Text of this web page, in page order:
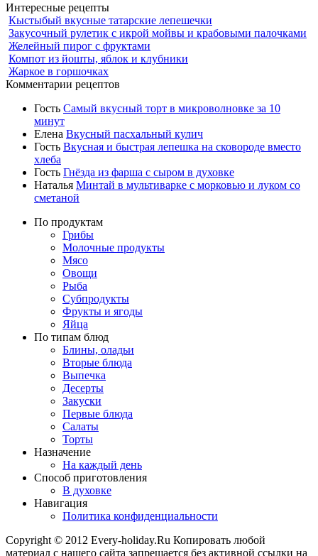
Интересные рецепты
Кыстыбый вкусные татарские лепешечки
Закусочный рулетик с икрой мойвы и крабовыми палочками
Желейный пирог с фруктами
Компот из йошты, яблок и клубники
Жаркое в горшочках
Комментарии рецептов
Гость Самый вкусный торт в микроволновке за 10
минут
Елена Вкусный пасхальный кулич
Гость Вкусная и быстрая лепешка на сковороде вместо
хлеба
Гость Гнёзда из фарша с сыром в духовке
Наталья Минтай в мультиварке с морковью и луком со
сметаной
По продуктам
Грибы
Молочные продукты
Мясо
Овощи
Рыба
Субпродукты
Фрукты и ягоды
Яйца
По типам блюд
Блины, оладьи
Вторые блюда
Выпечка
Десерты
Закуски
Первые блюда
Салаты
Торты
Назначение
На каждый день
Способ приготовления
В духовке
Навигация
Политика конфиденциальности
Copyright © 2012 Every-holiday.Ru Копировать любой
материал с нашего сайта запрещается без активной ссылки на